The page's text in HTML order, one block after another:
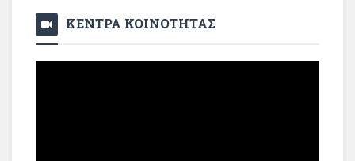
ΚΕΝΤΡΑ ΚΟΙΝΟΤΗΤΑΣ